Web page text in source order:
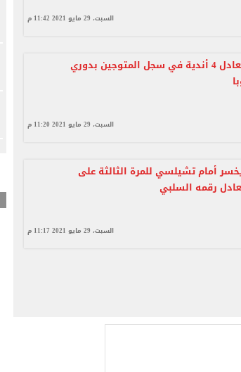
السبت، 29 مايو 2021 11:42 م
تشيلسي يعادل 4 أندية في سجل المتوجين بدوري
السبت، 29 مايو 2021 11:20 م
أمام تشيلسي للمرة الثالثة على
رقمه السلبي
السبت، 29 مايو 2021 11:17 م